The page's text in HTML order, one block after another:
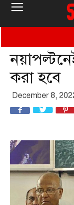
করা হবে
December 8,